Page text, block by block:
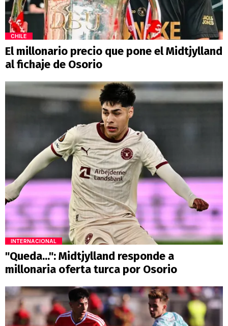
CHILE
El millonario precio que pone el Midtjylland
al fichaje de Osorio
INTERNACIONAL
"Queda...": Midtjylland responde a
millonaria oferta turca por Osorio